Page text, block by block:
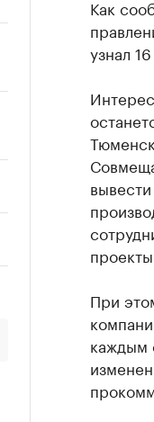
Как
узнал
При
каждым